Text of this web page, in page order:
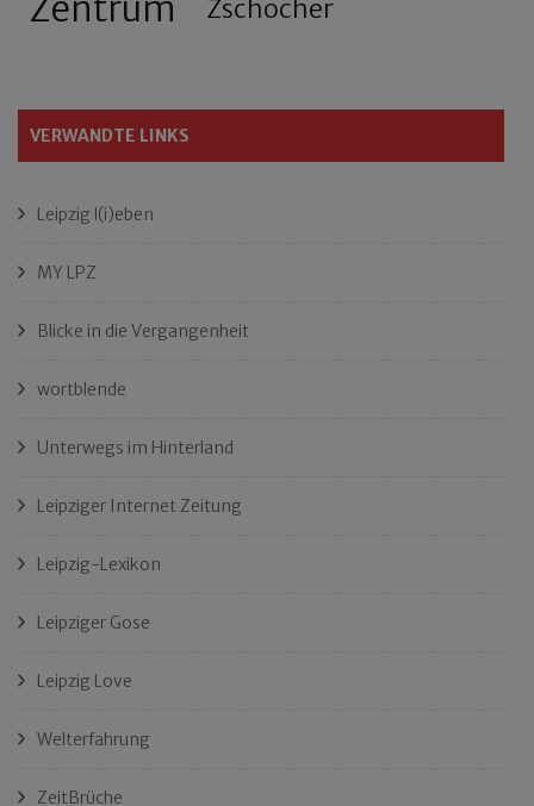
Zentrum Zschocher
VERWANDTE LINKS
Leipzig l(i)eben
MY LPZ
Blicke in die Vergangenheit
wortblende
Unterwegs im Hinterland
Leipziger Internet Zeitung
Leipzig-Lexikon
Leipziger Gose
Leipzig Love
Welterfahrung
ZeitBrüche